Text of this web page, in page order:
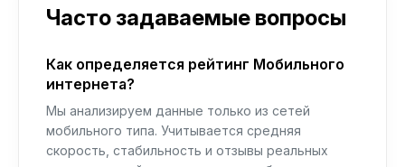
Часто задаваемые вопросы
Как определяется рейтинг Мобильного
интернета?
Мы анализируем данные только из сетей
мобильного типа. Учитывается средняя
скорость, стабильность и отзывы реальных